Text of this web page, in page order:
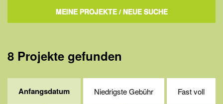
MEINE PROJEKTE/ NEUE SUCHE
8 Projekte gefunden
Anfangsdatum Niedrigste Gebühr Fast voll